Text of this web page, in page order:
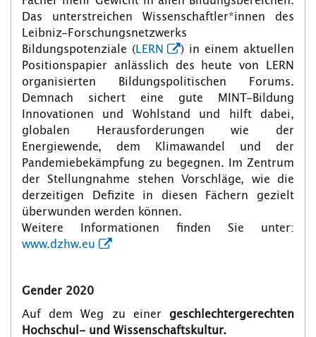
Das unterstreichen Wissenschaftler*innen des
Leibniz-Forschungsnetzwerks
Bildungspotenziale (LERN
) in einem aktuellen
Positionspapier anlässlich des heute von LERN
organisierten Bildungspolitischen Forums.
Demnach sichert eine gute MINT-Bildung
Innovationen und Wohlstand und hilft dabei,
globalen Herausforderungen wie der
Energiewende, dem Klimawandel und der
Pandemiebekämpfung zu begegnen. Im Zentrum
der Stellungnahme stehen Vorschläge, wie die
derzeitigen Defizite in diesen Fächern gezielt
überwunden werden können.
Weitere Informationen finden Sie unter:
www.dzhw.eu
Gender 2020
Auf dem Weg zu einer geschlechtergerechten
Hochschul- und Wissenschaftskultur.